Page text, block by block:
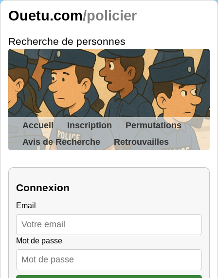
Ouetu.com/policier
Recherche de personnes
Accueil Inscription
Permutations
Avis de Recherche
Retrouvailles
Connexion
Email
Mot de passe